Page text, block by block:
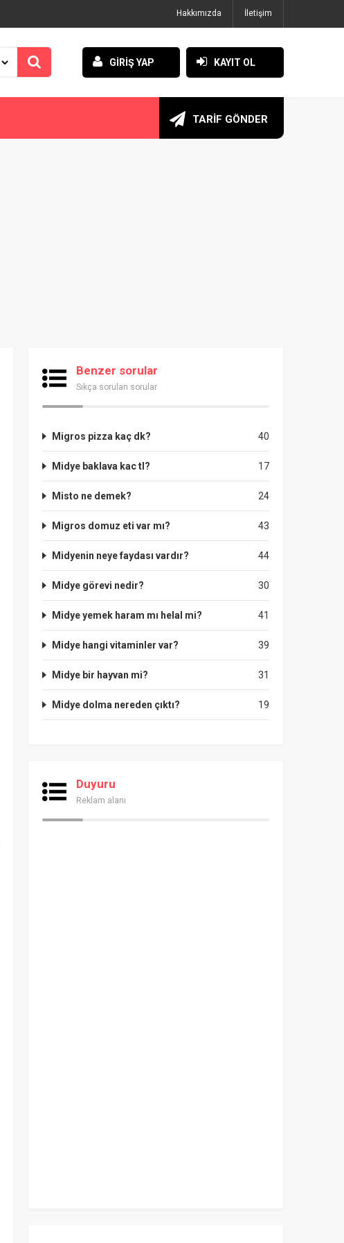
Hakkımızda İletişim
GİRİŞ YAP KAYIT OL
TARİF GÖNDER
Benzer sorular
Sıkça sorulan sorular
40
Migros pizza kaç dk?
17
Midye baklava kac tl?
24
Misto ne demek?
43
Migros domuz eti var mı?
44
Midyenin neye faydası vardır?
30
Midye görevi nedir?
41
Midye yemek haram mı helal mi?
39
Midye hangi vitaminler var?
31
Midye bir hayvan mi?
19
Midye dolma nereden çıktı?
Duyuru
Reklam alanı